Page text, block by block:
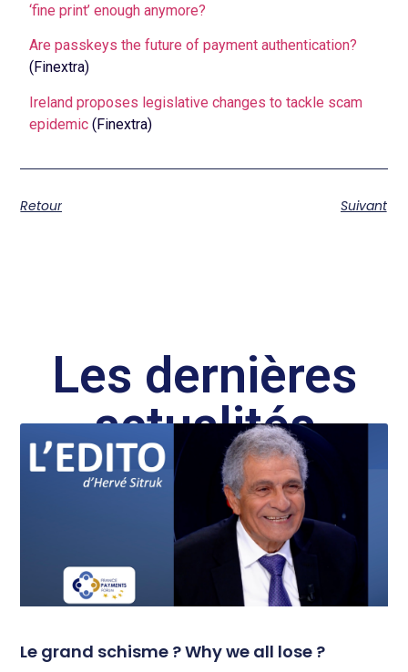
‘fine print’ enough anymore?
Are passkeys the future of payment authentication?
(Finextra)
Ireland proposes legislative changes to tackle scam
epidemic (Finextra)
Retour Suivant
Les dernières
actualités
Le grand schisme ? Why we all lose ?